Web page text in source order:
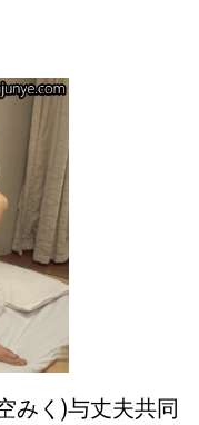
みく)与丈夫共同